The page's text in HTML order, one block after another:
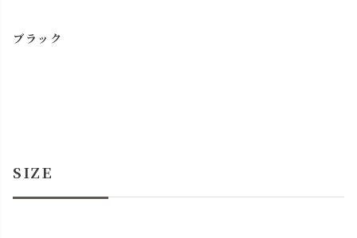
ブラック
SIZE